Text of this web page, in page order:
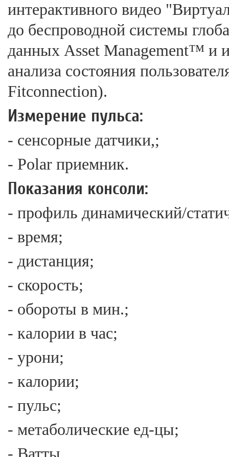
интерактивного видео
до беспроводной системы
данных Asset Management™ и
анализа состояния
Fitconnection).
Измерение пульса:
- сенсорные датчики,;
- Polar приемник.
Показания консоли:
- профиль динамический/
- время;
- дистанция;
- скорость;
- обороты в мин.;
- калории в час;
- урони;
- калории;
- пульс;
- метаболические ед-цы;